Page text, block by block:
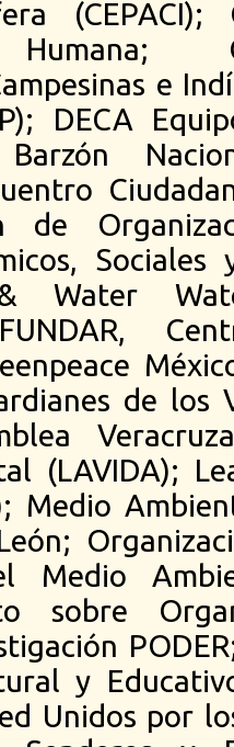
Humana;
e
DECA
Barzón
de
Water
de los
(LAVIDA);
Medio
Medio
sobre
y
Unidos por